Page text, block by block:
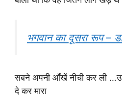
भगवान का दूसरा रूप –
सबने अपनी आँखें नीची कर ली
दे कर मारा